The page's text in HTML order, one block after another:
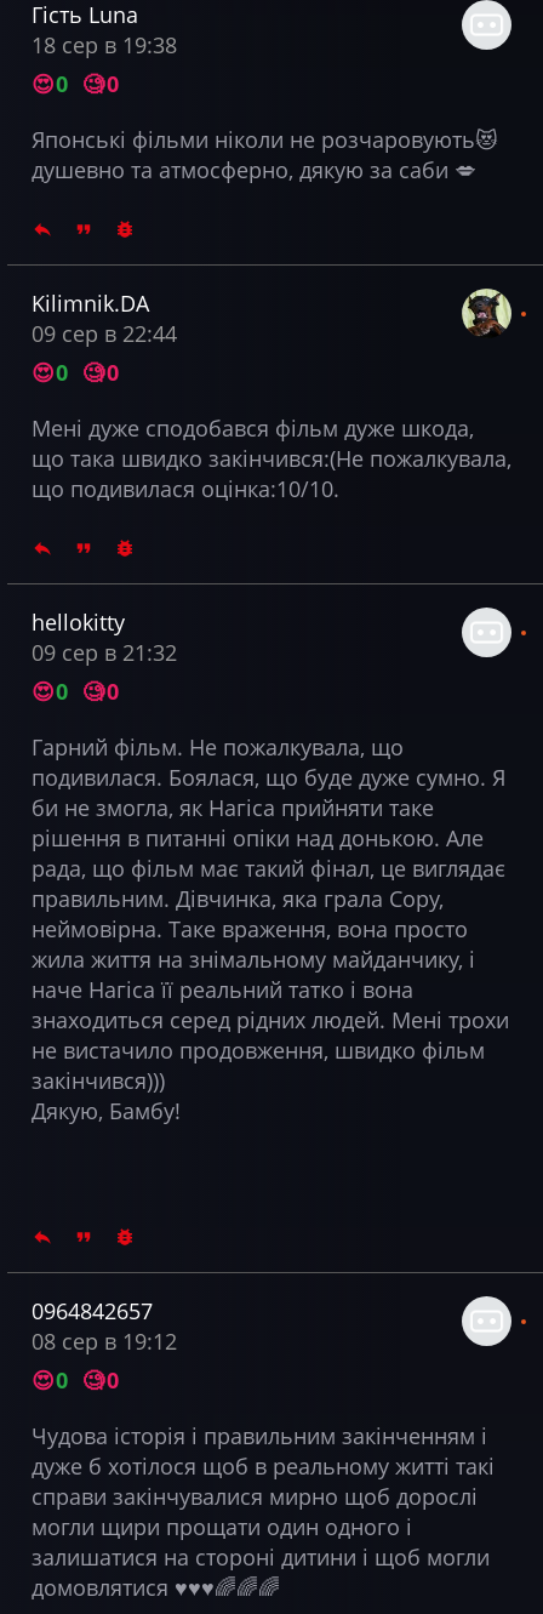
Гість Luna
18 сер в 19:38
😍0 🧐0
Японські фільми ніколи не розчаровують😻
душевно та атмосферно, дякую за саби 💋
Kilimnik.DA
09 сер в 22:44
😍0 🧐0
Мені дуже сподобався фільм дуже шкода,
що така швидко закінчився:(Не пожалкувала,
що подивилася оцінка:10/10.
hellokitty
09 сер в 21:32
😍0 🧐0
Гарний фільм. Не пожалкувала, що
подивилася. Боялася, що буде дуже сумно. Я
би не змогла, як Нагіса прийняти таке
рішення в питанні опіки над донькою. Але
рада, що фільм має такий фінал, це виглядає
правильним. Дівчинка, яка грала Сору,
неймовірна. Таке враження, вона просто
жила життя на знімальному майданчику, і
наче Нагіса її реальний татко і вона
знаходиться серед рідних людей. Мені трохи
не вистачило продовження, швидко фільм
закінчився)))
Дякую, Бамбу!
0964842657
08 сер в 19:12
😍0 🧐0
Чудова історія і правильним закінченням і
дуже б хотілося щоб в реальному житті такі
справи закінчувалися мирно щоб дорослі
могли щири прощати один одного і
залишатися на стороні дитини і щоб могли
домовлятися ♥️♥️♥️🌈🌈🌈